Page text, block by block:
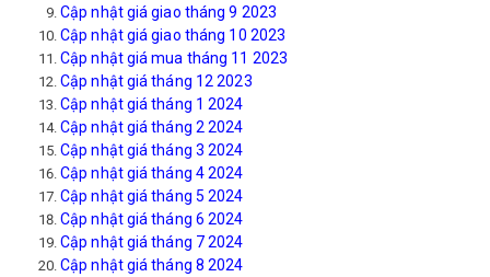
Cập nhật giá giao tháng 9 2023
Cập nhật giá giao tháng 10 2023
Cập nhật giá mua tháng 11 2023
Cập nhật giá tháng 12 2023
Cập nhật giá tháng 1 2024
Cập nhật giá tháng 2 2024
Cập nhật giá tháng 3 2024
Cập nhật giá tháng 4 2024
Cập nhật giá tháng 5 2024
Cập nhật giá tháng 6 2024
Cập nhật giá tháng 7 2024
Cập nhật giá tháng 8 2024